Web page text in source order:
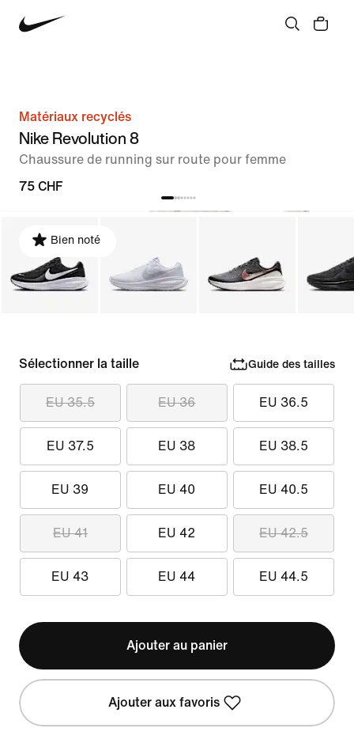
Matériaux recyclés
Nike Revolution 8
Chaussure de running sur route pour femme
75 CHF
Bien noté
Sélectionner la taille Guide des tailles
EU 35.5 EU 36 EU 36.5
EU 37.5 EU 38 EU 38.5
EU 39 EU 40 EU 40.5
EU 41 EU 42 EU 42.5
EU 43 EU 44 EU 44.5
Ajouter au panier
Ajouter aux favoris